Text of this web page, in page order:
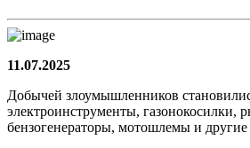
11.07.2025
Добычей злоумышленников
электроинструменты, газонокосилки,
бензогенераторы, мотошлемы и